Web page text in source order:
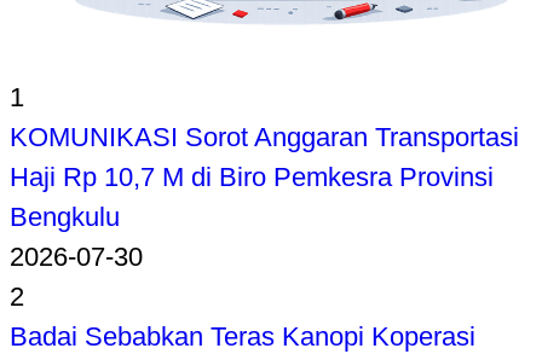
1
KOMUNIKASI Sorot Anggaran Transportasi
Haji Rp 10,7 M di Biro Pemkesra Provinsi
Bengkulu
2026-07-30
2
Badai Sebabkan Teras Kanopi Koperasi